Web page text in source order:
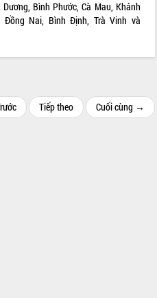
Bình Phước, Cà Mau, Khánh
Đồng Nai, Bình Định, Trà Vinh và
Tiếp theo Cuối cùng →